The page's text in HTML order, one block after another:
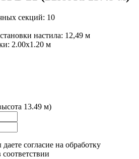
секций: 10
настила: 12,49 м
2.00x1.20 м
13.49 м)
согласие на обработку